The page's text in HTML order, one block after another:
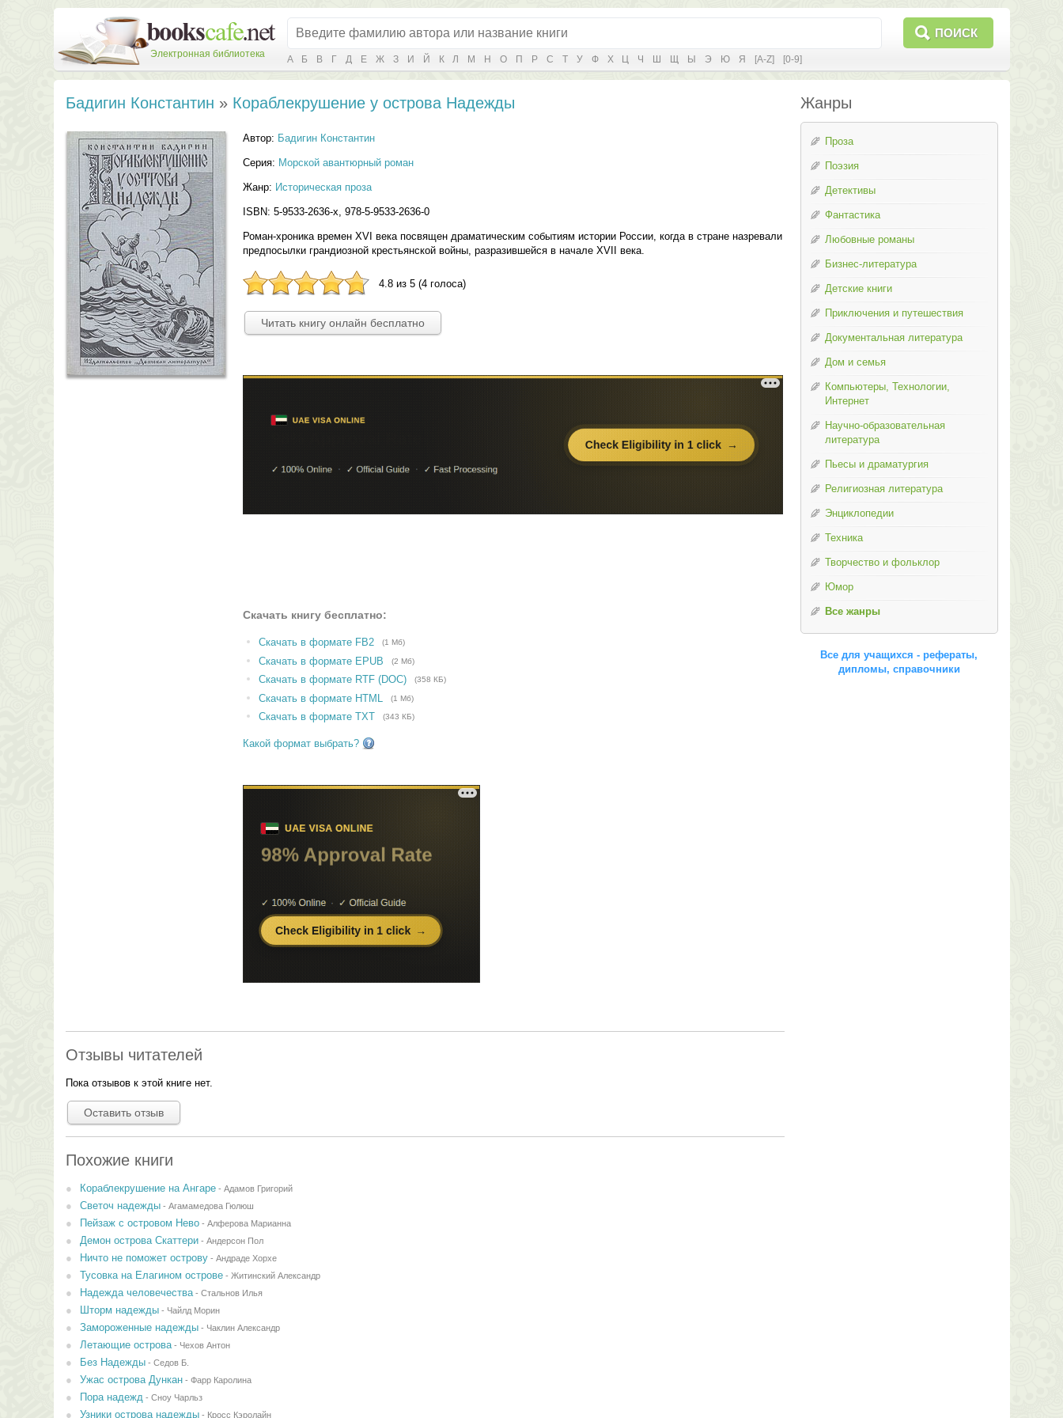
Электронная библиотека
ПОИСК
А Б В Г Д Е Ж З И Й К Л М Н О П Р С Т У Ф Х Ц Ч Ш Щ Ы Э Ю Я [A-Z] [0-9]
Бадигин Константин » Кораблекрушение у острова Надежды
Автор: Бадигин Константин
Серия: Морской авантюрный роман
Жанр: Историческая проза
ISBN: 5-9533-2636-x, 978-5-9533-2636-0
Роман-хроника времен XVI века посвящен драматическим событиям истории России, когда в стране назревали
предпосылки грандиозной крестьянской войны, разразившейся в начале XVII века.
4.8 из 5 (4 голоса)
Читать книгу онлайн бесплатно
Скачать книгу бесплатно:
Скачать в формате FB2 (1 Мб)
Скачать в формате EPUB (2 Мб)
Скачать в формате RTF (DOC) (358 КБ)
Скачать в формате HTML (1 Мб)
Скачать в формате TXT (343 КБ)
Какой формат выбрать?
Отзывы читателей
Пока отзывов к этой книге нет.
Оставить отзыв
Похожие книги
Кораблекрушение на Ангаре- Адамов Григорий
Светоч надежды- Агамамедова Гюлюш
Пейзаж с островом Нево- Алферова Марианна
Демон острова Скаттери- Андерсон Пол
Ничто не поможет острову- Андраде Хорхе
Тусовка на Елагином острове- Житинский Александр
Надежда человечества- Стальнов Илья
Шторм надежды- Чайлд Морин
Замороженные надежды- Чаклин Александр
Летающие острова- Чехов Антон
Без Надежды- Седов Б.
Ужас острова Дункан- Фарр Каролина
Пора надежд - Сноу Чарльз
Узники острова надежды- Кросс Кэролайн
Жанры
Проза
Поэзия
Детективы
Фантастика
Любовные романы
Бизнес-литература
Детские книги
Приключения и путешествия
Документальная литература
Дом и семья
Компьютеры, Технологии,
Интернет
Научно-образовательная
литература
Пьесы и драматургия
Религиозная литература
Энциклопедии
Техника
Творчество и фольклор
Юмор
Все жанры
Все для учащихся - рефераты,
дипломы, справочники